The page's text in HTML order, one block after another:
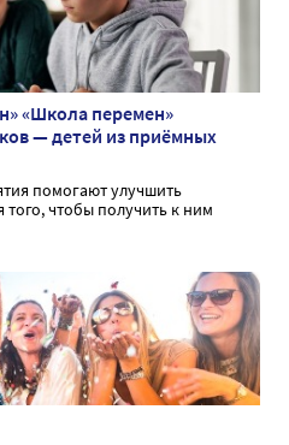
«Школа перемен»
— детей из приёмных
помогают улучшить
чтобы получить к ним